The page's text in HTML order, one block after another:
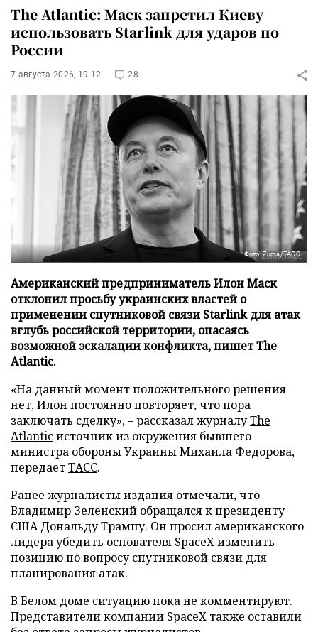
The Atlantic: Маск запретил Киеву
использовать Starlink для ударов по
России
7 августа 2026, 19:12 28
Фото: Zuma/ТАСС
Американский предприниматель Илон Маск
отклонил просьбу украинских властей о
применении спутниковой связи Starlink для атак
вглубь российской территории, опасаясь
возможной эскалации конфликта, пишет The
Atlantic.
«На данный момент положительного решения
нет, Илон постоянно повторяет, что пора
заключать сделку», – рассказал журналуThe
Atlanticисточник из окружения бывшего
министра обороны Украины Михаила Федорова,
передаетТАСС.
Ранее журналисты издания отмечали, что
Владимир Зеленский обращался к президенту
США Дональду Трампу. Он просил американского
лидера убедить основателя SpaceX изменить
позицию по вопросу спутниковой связи для
планирования атак.
В Белом доме ситуацию пока не комментируют.
Представители компании SpaceX также оставили